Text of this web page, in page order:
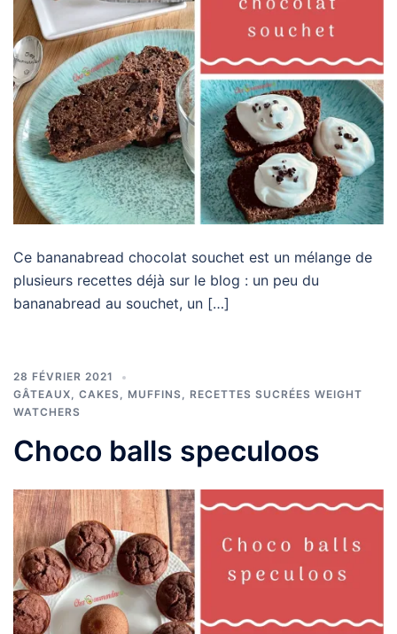
Ce bananabread chocolat souchet est un mélange de
plusieurs recettes déjà sur le blog : un peu du
bananabread au souchet, un […]
28 FÉVRIER 2021
GÂTEAUX, CAKES, MUFFINS
RECETTES SUCRÉES WEIGHT
WATCHERS
Choco balls speculoos